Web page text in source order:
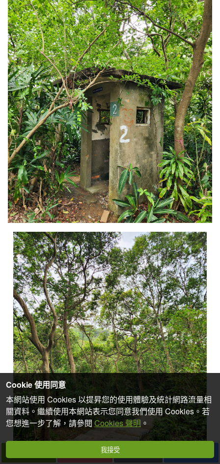
Cookie 使用同意
本網站使用 Cookies 以提昇您的使用體驗及統計網路流量相
關資料。繼續使用本網站表示您同意我們使用 Cookies。若
您想進一步了解，請參閱Cookies 聲明 。
我接受